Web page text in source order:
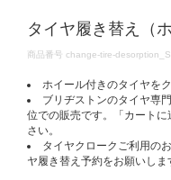
タイヤ履き替え（
DETAILS
商品番号 change-tire-
ホイール付きのタイヤを
ブリヂストンのタイヤ専
位での販売です。「カート
さい。
タイヤクロークご利用の
ヤ履き替え予約をお願いしま